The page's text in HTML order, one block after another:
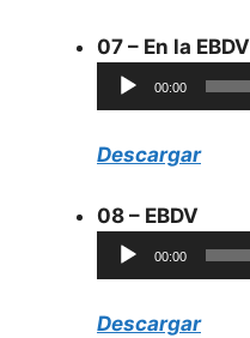
07 – En la EBDV
Reproductor
de
00:00
Descargar
08 – EBDV
Reproductor
de
00:00
Descargar